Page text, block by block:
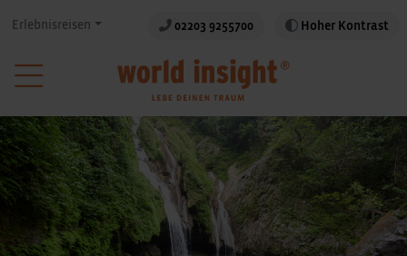
Erlebnisreisen 02203 9255700 Hoher Kontrast